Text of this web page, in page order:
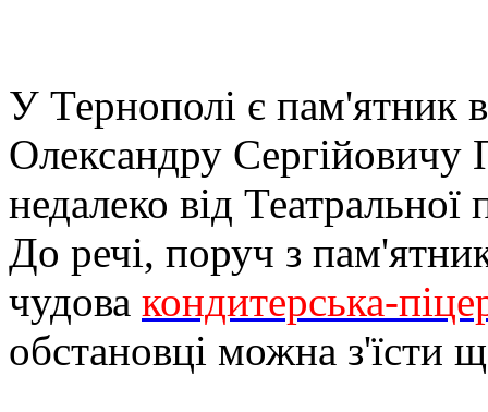
У Тернополі є пам'ятник
Олександру Сергійовичу
недалеко від
До речі, поруч з
чудова кондитерська-
обстановці можна з'їсти